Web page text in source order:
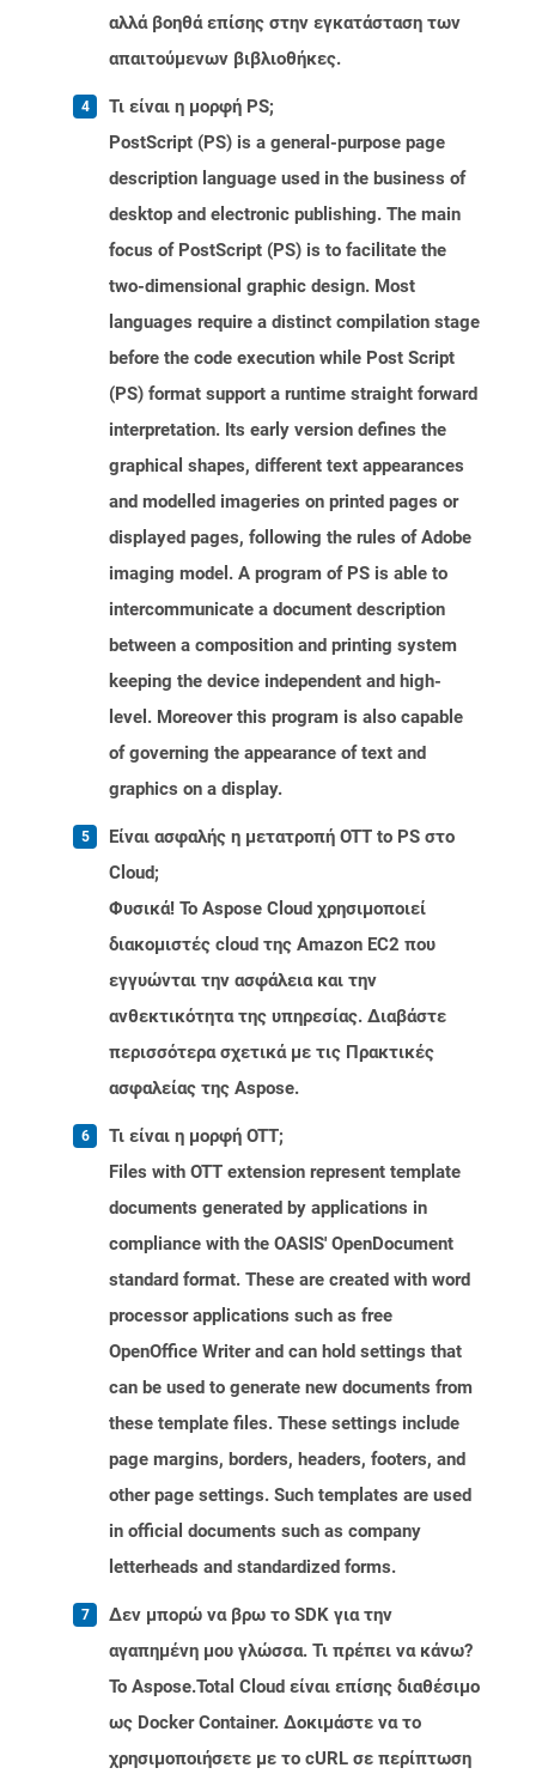
αλλά βοηθά επίσης στην εγκατάσταση των
απαιτούμενων βιβλιοθήκες.
Τι είναι η μορφή PS;
PostScript (PS) is a general-purpose page
description language used in the business of
desktop and electronic publishing. The main
focus of PostScript (PS) is to facilitate the
two-dimensional graphic design. Most
languages require a distinct compilation stage
before the code execution while Post Script
(PS) format support a runtime straight forward
interpretation. Its early version defines the
graphical shapes, different text appearances
and modelled imageries on printed pages or
displayed pages, following the rules of Adobe
imaging model. A program of PS is able to
intercommunicate a document description
between a composition and printing system
keeping the device independent and high-
level. Moreover this program is also capable
of governing the appearance of text and
graphics on a display.
Είναι ασφαλής η μετατροπή OTT to PS στο
Cloud;
Φυσικά! Το Aspose Cloud χρησιμοποιεί
διακομιστές cloud της Amazon EC2 που
εγγυώνται την ασφάλεια και την
ανθεκτικότητα της υπηρεσίας. Διαβάστε
περισσότερα σχετικά με τις Πρακτικές
ασφαλείας της Aspose.
Τι είναι η μορφή OTT;
Files with OTT extension represent template
documents generated by applications in
compliance with the OASIS' OpenDocument
standard format. These are created with word
processor applications such as free
OpenOffice Writer and can hold settings that
can be used to generate new documents from
these template files. These settings include
page margins, borders, headers, footers, and
other page settings. Such templates are used
in official documents such as company
letterheads and standardized forms.
Δεν μπορώ να βρω το SDK για την
αγαπημένη μου γλώσσα. Τι πρέπει να κάνω?
Το Aspose.Total Cloud είναι επίσης διαθέσιμο
ως Docker Container. Δοκιμάστε να το
χρησιμοποιήσετε με το cURL σε περίπτωση